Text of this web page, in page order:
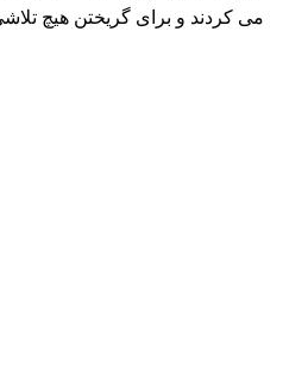
می کردند و برای گریختن هیچ